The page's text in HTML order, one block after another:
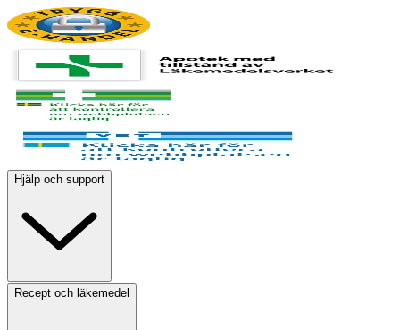
Hjälp och support
Recept och läkemedel